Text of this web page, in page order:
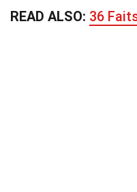
READ ALSO: 36